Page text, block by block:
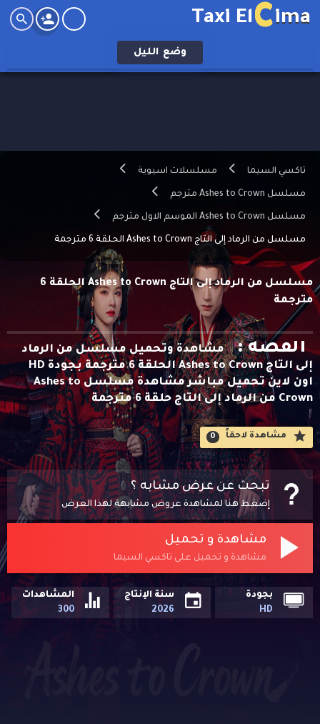
Taxi ElCima
وضع الليل
تاكسي السيما مسلسلات اسيوية
مسلسل Ashes to Crown مترجم
مسلسل Ashes to Crown الموسم الاول مترجم
مسلسل من الرماد إلى التاج Ashes to Crown الحلقة 6 مترجمة
مسلسل من الرماد إلى التاج Ashes to Crown الحلقة 6
مترجمة
القصه : مشاهدة وتحميل مسلسل من الرماد
إلى التاج Ashes to Crown الحلقة 6 مترجمة بجودة HD
اون لاين تحميل مباشر مشاهدة مسلسل Ashes to
Crown من الرماد إلى التاج حلقة 6 مترجمة
مشاهدة لاحقاََ 0
تبحث عن عرض مشابه ؟
إضغط هنا لمشاهدة عروض مشابهة لهذا العرض
مشاهدة و تحميل
مشاهدة و تحميل على تاكسي السيما
بجودة
HD
سنة الإنتاج
2026
المشاهدات
300